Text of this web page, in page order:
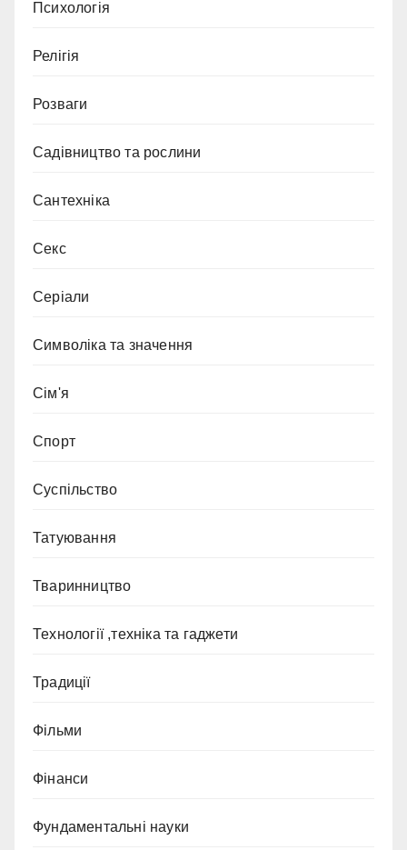
Психологія
Релігія
Розваги
Садівництво та рослини
Сантехніка
Секс
Серіали
Символіка та значення
Сім'я
Спорт
Суспільство
Татуювання
Тваринництво
Технології ,техніка та гаджети
Традиції
Фільми
Фінанси
Фундаментальні науки